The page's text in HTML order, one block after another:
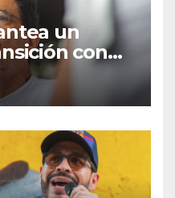
un
con
eventual